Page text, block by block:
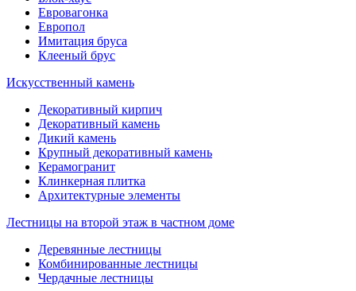
Евровагонка
Европол
Имитация бруса
Клееный брус
Искусственный камень
Декоративный кирпич
Декоративный камень
Дикий камень
Крупный декоративный камень
Керамогранит
Клинкерная плитка
Архитектурные элементы
Лестницы на второй этаж в частном доме
Деревянные лестницы
Комбинированные лестницы
Чердачные лестницы